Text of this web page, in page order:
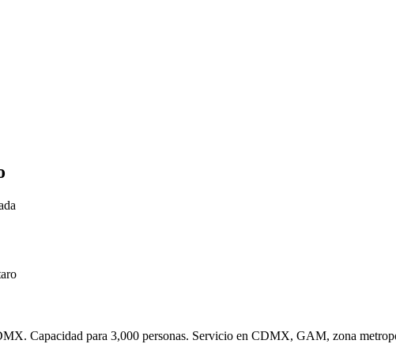
Capacidad para 3,000 personas. Servicio en CDMX, GAM, zona